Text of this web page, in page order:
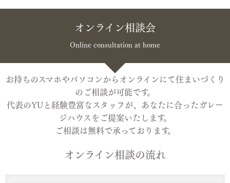
オンライン相談会
Online consultation at home
お持ちのスマホやパソコンからオンラインにて住まいづくり
のご相談が可能です。
代表のYUと経験豊富なスタッフが、あなたに合ったガレー
ジハウスをご提案いたします。
ご相談は無料で承っております。
オンライン相談の流れ